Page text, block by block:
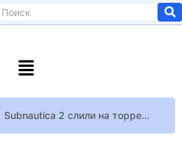
Subnautica 2 слили на торренты до релиза – это уже третья крупная утечка за неделю
Принцессы Кэтрин и Шарлотта сыграли дуэтом на рождественском концерте